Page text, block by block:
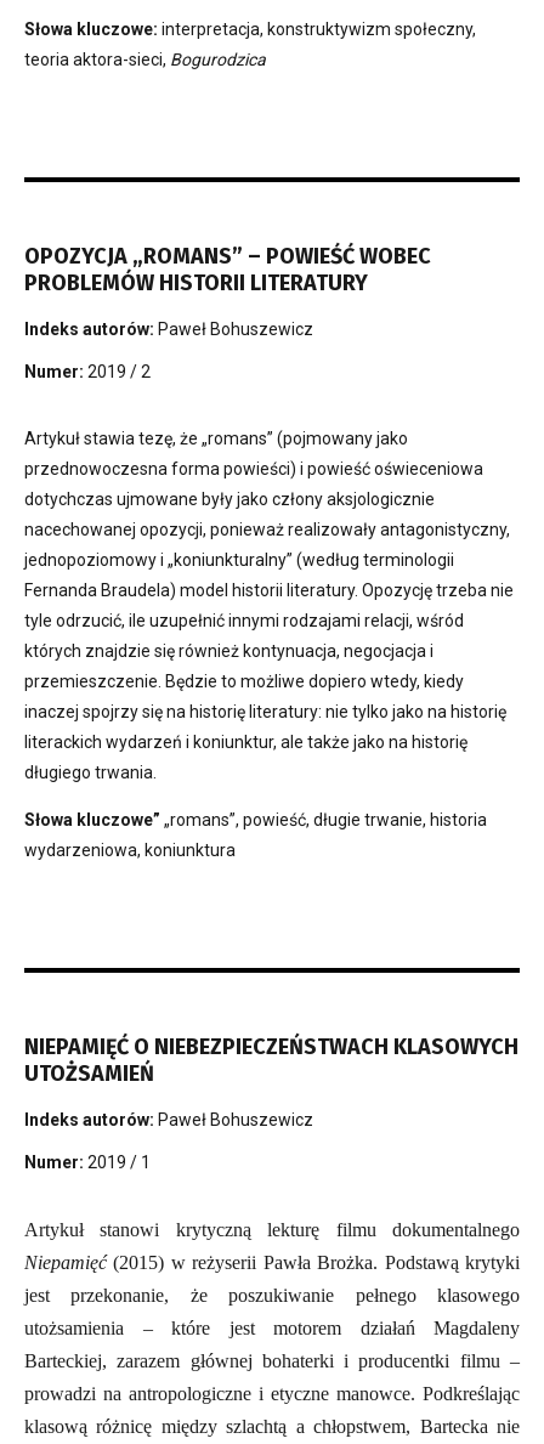
Słowa kluczowe: interpretacja, konstruktywizm społeczny,
teoria aktora-sieci, Bogurodzica
OPOZYCJA „ROMANS” – POWIEŚĆ WOBEC
PROBLEMÓW HISTORII LITERATURY
Indeks autorów: Paweł Bohuszewicz
Numer: 2019 / 2
Artykuł stawia tezę, że „romans” (pojmowany jako
przednowoczesna forma powieści) i powieść oświeceniowa
dotychczas ujmowane były jako człony aksjologicznie
nacechowanej opozycji, ponieważ realizowały antagonistyczny,
jednopoziomowy i „koniunkturalny” (według terminologii
Fernanda Braudela) model historii literatury. Opozycję trzeba nie
tyle odrzucić, ile uzupełnić innymi rodzajami relacji, wśród
których znajdzie się również kontynuacja, negocjacja i
przemieszczenie. Będzie to możliwe dopiero wtedy, kiedy
inaczej spojrzy się na historię literatury: nie tylko jako na historię
literackich wydarzeń i koniunktur, ale także jako na historię
długiego trwania.
Słowa kluczowe” „romans”, powieść, długie trwanie, historia
wydarzeniowa, koniunktura
NIEPAMIĘĆ O NIEBEZPIECZEŃSTWACH KLASOWYCH
UTOŻSAMIEŃ
Indeks autorów: Paweł Bohuszewicz
Numer: 2019 / 1
Artykuł stanowi krytyczną lekturę filmu dokumentalnego
Niepamięć(2015) w reżyserii Pawła Brożka. Podstawą krytyki
jest przekonanie, że poszukiwanie pełnego klasowego
utożsamienia – które jest motorem działań Magdaleny
Barteckiej, zarazem głównej bohaterki i producentki filmu –
prowadzi na antropologiczne i etyczne manowce. Podkreślając
klasową różnicę między szlachtą a chłopstwem, Bartecka nie